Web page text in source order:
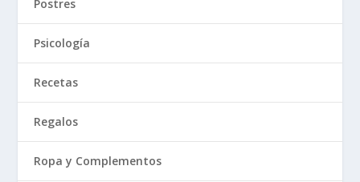
Postres
Psicología
Recetas
Regalos
Ropa y Complementos